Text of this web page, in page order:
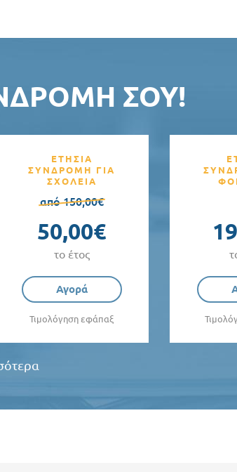
ΣΟΥ!
ΕΤΗΣΙΑ
ΣΥΝΔΡΟΜΗ ΓΙΑ
ΣΧΟΛΕΙΑ
από 150,00€
50,00€
το έτος
Αγορά
Τιμολόγηση εφάπαξ